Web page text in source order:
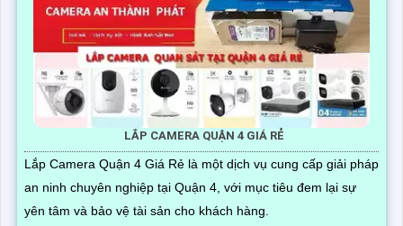
LẮP CAMERA QUẬN 4 GIÁ RẺ
Lắp Camera Quận 4 Giá Rẻ là một dịch vụ cung cấp giải pháp
an ninh chuyên nghiệp tại Quận 4, với mục tiêu đem lại sự
yên tâm và bảo vệ tài sản cho khách hàng.